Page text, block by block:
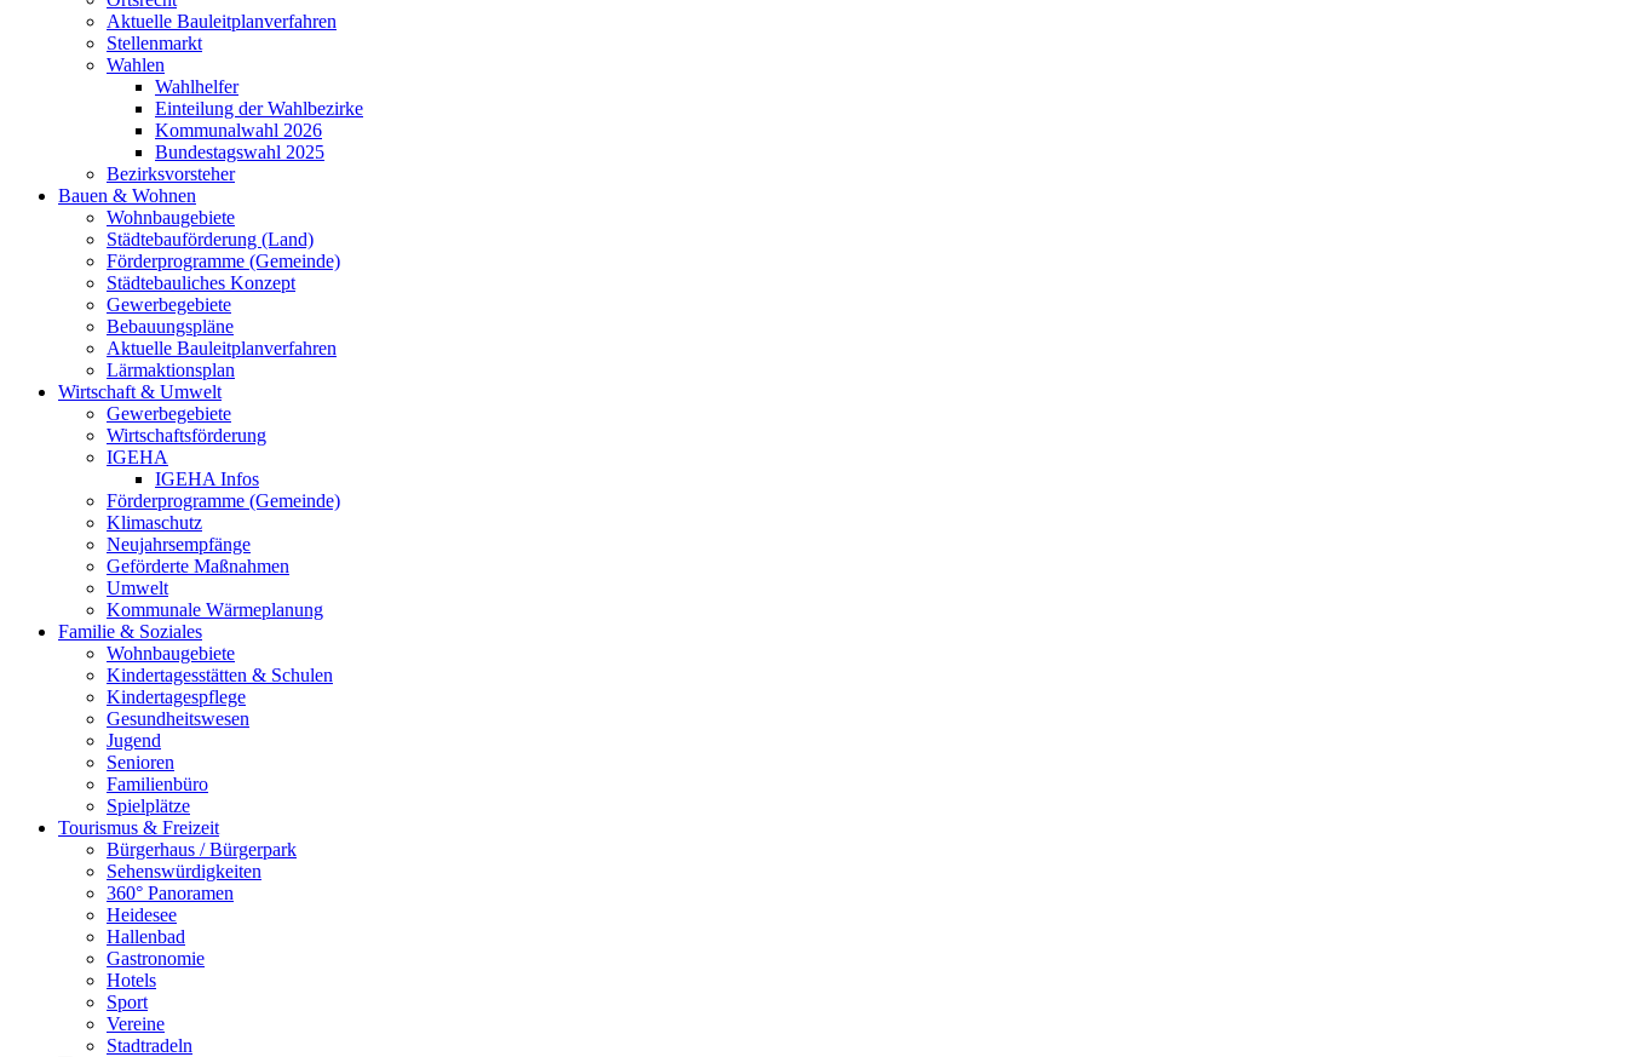
Aktuelle Bauleitplanverfahren
Stellenmarkt
Wahlen
Wahlhelfer
Einteilung der Wahlbezirke
Kommunalwahl 2026
Bundestagswahl 2025
Bezirksvorsteher
Bauen & Wohnen
Wohnbaugebiete
Städtebauförderung (Land)
Förderprogramme (Gemeinde)
Städtebauliches Konzept
Gewerbegebiete
Bebauungspläne
Aktuelle Bauleitplanverfahren
Lärmaktionsplan
Wirtschaft & Umwelt
Gewerbegebiete
Wirtschaftsförderung
IGEHA
IGEHA Infos
Förderprogramme (Gemeinde)
Klimaschutz
Neujahrsempfänge
Geförderte Maßnahmen
Umwelt
Kommunale Wärmeplanung
Familie & Soziales
Wohnbaugebiete
Kindertagesstätten & Schulen
Kindertagespflege
Gesundheitswesen
Jugend
Senioren
Familienbüro
Spielplätze
Tourismus & Freizeit
Bürgerhaus / Bürgerpark
Sehenswürdigkeiten
360° Panoramen
Heidesee
Hallenbad
Gastronomie
Hotels
Sport
Vereine
Stadtradeln